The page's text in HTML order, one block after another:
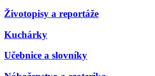
Životopisy a reportáže
Kuchárky
Učebnice a slovníky